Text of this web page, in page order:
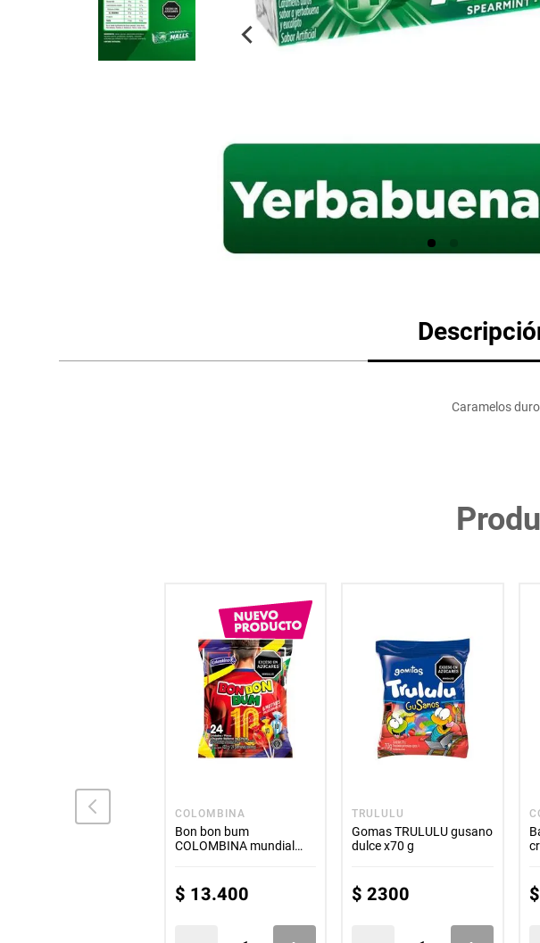
lácteos y refrigerados
otros
Caramelos
COLOMBINA
Bon bon bum
COLOMBINA mundial
$ 13.400
TRULULU
Gomas TRULULU gusano
dulce x70 g
$ 2300 $
Mantequilla